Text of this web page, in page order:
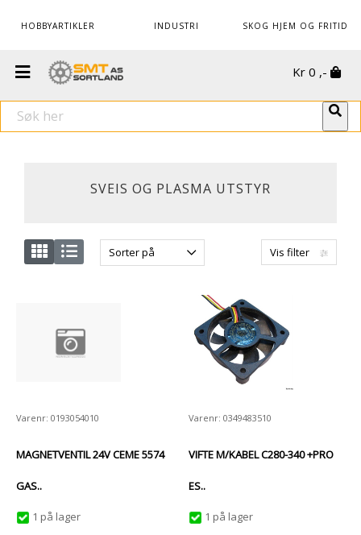
HOBBYARTIKLER INDUSTRI SKOG HJEM OG FRITID
Kr 0 ,-
SVEIS OG PLASMA UTSTYR
Vis filter
Sorter på
Varenr: 0193054010
MAGNETVENTIL 24V CEME 5574
GAS..
1 på lager
Varenr: 0349483510
VIFTE M/KABEL C280-340 +PRO
ES..
1 på lager